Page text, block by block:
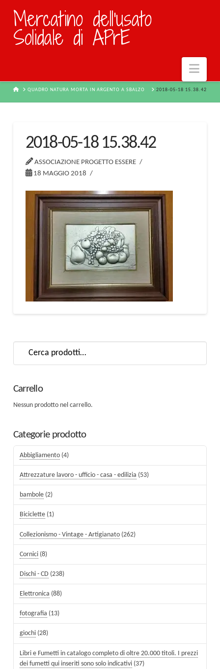
Mercatino dell'usato
Solidale di APrE
HOMEQUADRO NATURA MORTA IN ARGENTO A SBALZO 2018-05-18 15.38.42
2018-05-18 15.38.42
ASSOCIAZIONE PROGETTO ESSERE
18 MAGGIO 2018
Carrello
Nessun prodotto nel carrello.
Categorie prodotto
Abbigliamento (4)
Attrezzature lavoro - ufficio - casa - edilizia (53)
bambole (2)
Biciclette (1)
Collezionismo - Vintage - Artigianato (262)
Cornici (8)
Dischi - CD (238)
Elettronica (88)
fotografia (13)
giochi (28)
Libri e Fumetti in catalogo completo di oltre 20.000 titoli. I prezzi
dei fumetti qui inseriti sono solo indicativi (37)